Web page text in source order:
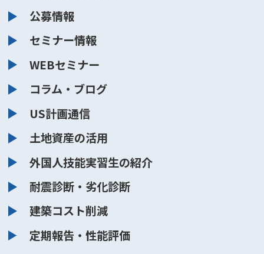
公募情報
セミナー情報
WEBセミナー
コラム・ブログ
US計画通信
土地資産の活用
外国人技能実習生の紹介
耐震診断・劣化診断
建築コスト削減
定期報告・性能評価